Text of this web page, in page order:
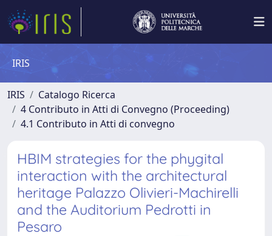
IRIS
IRIS
Catalogo Ricerca
4 Contributo in Atti di Convegno (Proceeding)
4.1 Contributo in Atti di convegno
HBIM strategies for the phygital
interaction with the architectural
heritage Palazzo Olivieri-Machirelli
and the Auditorium Pedrotti in
Pesaro